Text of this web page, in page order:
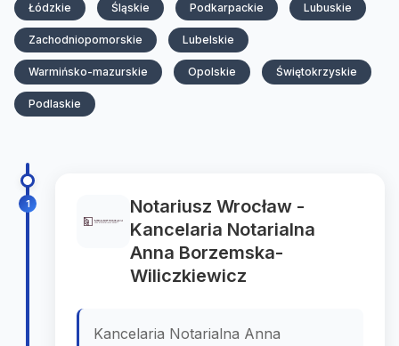
Łódzkie Śląskie Podkarpackie Lubuskie
Zachodniopomorskie Lubelskie
Warmińsko-mazurskie Opolskie Świętokrzyskie
Podlaskie
1
Notariusz Wrocław -
Kancelaria Notarialna
Anna Borzemska-
Wiliczkiewicz
Kancelaria Notarialna Anna